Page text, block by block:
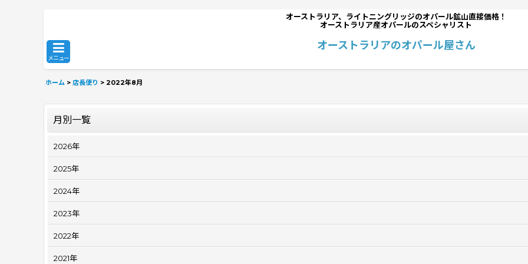
オーストラリア、ライトニングリッジのオパール鉱山直接価格！
オーストラリア産オパールのスペシャリスト
メニュー
オーストラリアのオパール屋さん
ホーム > 店長便り > 2022年8月
月別一覧
2026年
2025年
2024年
2023年
2022年
2021年